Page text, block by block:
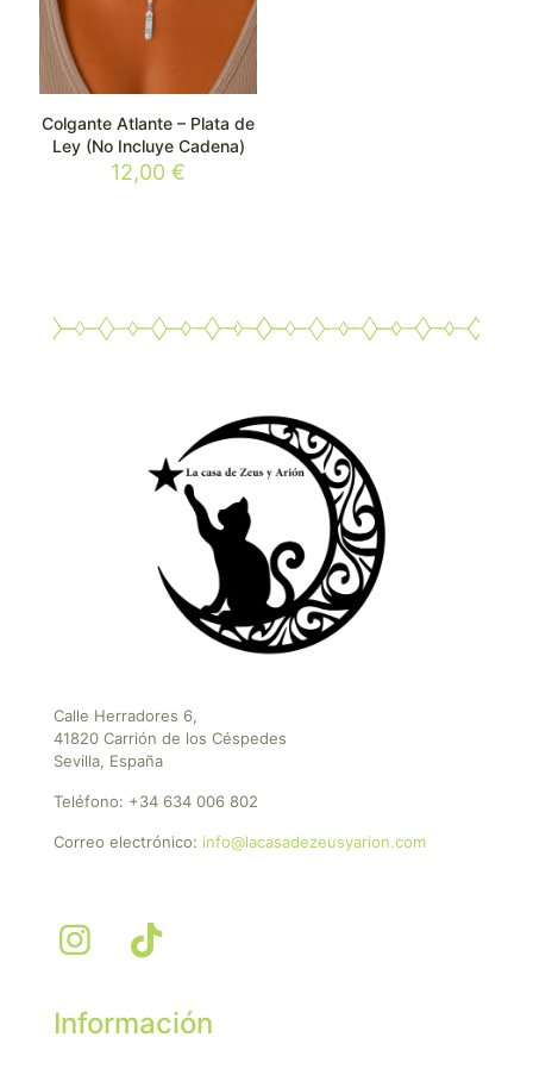
Colgante Atlante – Plata de
Ley (No Incluye Cadena)
12,00€
Calle Herradores 6,
41820 Carrión de los Céspedes
Sevilla, España
Teléfono: +34 634 006 802
Correo electrónico: info@lacasadezeusyarion.com
Información